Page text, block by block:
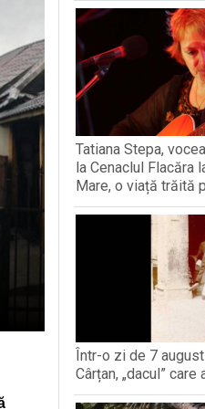
dedicat marelui
stres, iar una dezvoltă
orașul dintr-o
propriul talisman
Tatiana Stepa,
la Cenaclul Flacăra
Mare, o viață trăită
Într-o zi de 7
Cârțan, „dacul”